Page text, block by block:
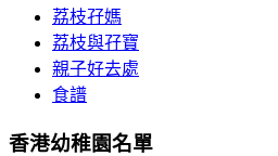
荔枝孖媽
荔枝與孖寶
親子好去處
食譜
香港幼稚園名單